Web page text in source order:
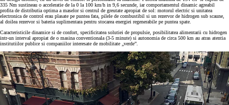
335 Nm sustineau o acceleratie de la 0 la 100 km/h in 9,6 secunde, iar comportamentul dinamic agreabil
profita de distributia optima a maselor si centrul de greutate apropiat de sol: motorul electric si unitatea
electronica de control erau plasate pe puntea fata, pilele de combustibil si un rezervor de hidrogen sub scaune,
al doilea rezervor si bateria suplimentara pentru stocarea energiei regenerabile pe puntea spate.
Caracteristicile dinamice si de confort, specificitatea solutiei de propulsie, posibilitatea alimentarii cu hidrogen
intr-un interval apropiat de o masina conventionala (3-5 minute) si autonomia de circa 500 km au atras atentia
institutiilor publice si companiilor interesate de mobilitate „verde”.